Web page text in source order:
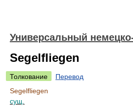
Универсальный
Segelfliegen
Толкование
Перевод
Segelfliegen
сущ.